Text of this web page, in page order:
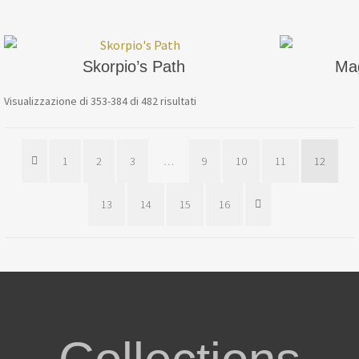
Skorpio’s Path
Visualizzazione di 353-384 di 482 risultati
1 2 3 … 9 10 11 12
13 14 15 16